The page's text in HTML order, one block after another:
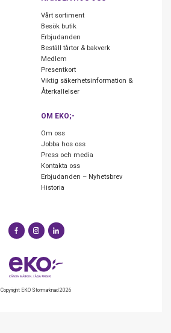
Vårt sortiment
Besök butik
Erbjudanden
Beställ tårtor & bakverk
Medlem
Presentkort
Viktig säkerhetsinformation &
Återkallelser
OM EKO;-
Om oss
Jobba hos oss
Press och media
Kontakta oss
Erbjudanden – Nyhetsbrev
Historia
Copyright EKO Stormarknad 2026